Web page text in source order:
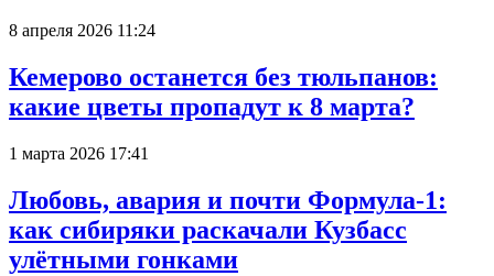
8 апреля 2026 11:24
Кемерово останется без тюльпанов:
какие цветы пропадут к 8 марта?
1 марта 2026 17:41
Любовь, авария и почти Формула-1:
как сибиряки раскачали Кузбасс
улётными гонками